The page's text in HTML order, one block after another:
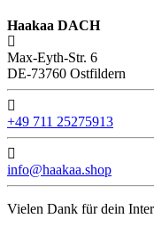
Haakaa DACH
Max-Eyth-Str. 6
DE-73760 Ostfildern
+49 711 25275913
info@haakaa.shop
Vielen Dank für dein